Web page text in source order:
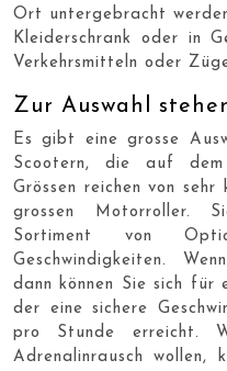
Ort untergebracht
Kleiderschrank oder in
Verkehrsmitteln oder
Zur Auswahl
Es gibt eine grosse
Scootern, die auf
Grössen reichen von
grossen Motorroller.
Sortiment von
Geschwindigkeiten.
dann können Sie sich für
der eine sichere
pro Stunde erreicht.
Adrenalinrausch wollen,